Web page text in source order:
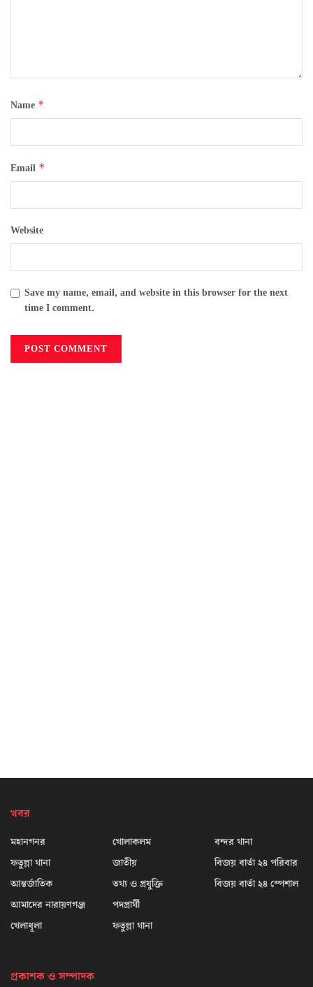
Name *
Email *
Website
Save my name, email, and website in this browser for the next
time I comment.
খবর
মহানগনর
ফতুল্লা থানা
আন্তর্জাতিক
আমাদের নারায়ণগঞ্জ
খেলাধূলা
খোলাকলম
জাতীয়
তথ্য ও প্রযুক্তি
পদপ্রার্থী
ফতুল্লা থানা
বন্দর থানা
বিজয় বার্তা ২৪ পরিবার
বিজয় বার্তা ২৪ স্পেশাল
প্রকাশক ও সম্পাদক